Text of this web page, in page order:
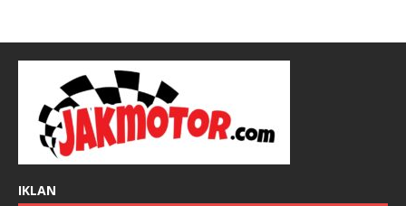
IKLAN